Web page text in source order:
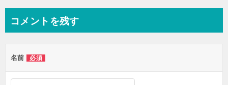
ビ
ー
シ
コメントを残す
名前 必須